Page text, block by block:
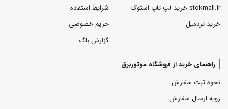
stokmall.ir خرید لپ تاپ استوک
خرید تردمیل
شرایط استفاده
حریم خصوصی
گزارش باگ
راهنمای خرید از فروشگاه موتوربرق
نحوه ثبت سفارش
رویه ارسال سفارش